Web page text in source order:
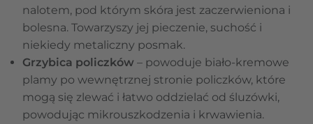
nalotem, pod którym skóra jest zaczerwieniona i
bolesna. Towarzyszy jej pieczenie, suchość i
niekiedy metaliczny posmak.
Grzybica policzków – powoduje biało-kremowe
plamy po wewnętrznej stronie policzków, które
mogą się zlewać i łatwo oddzielać od śluzówki,
powodując mikrouszkodzenia i krwawienia.